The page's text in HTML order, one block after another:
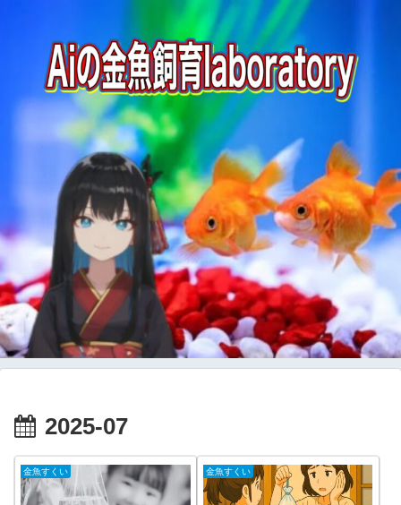
2025-07
金魚すくい 金魚すくい